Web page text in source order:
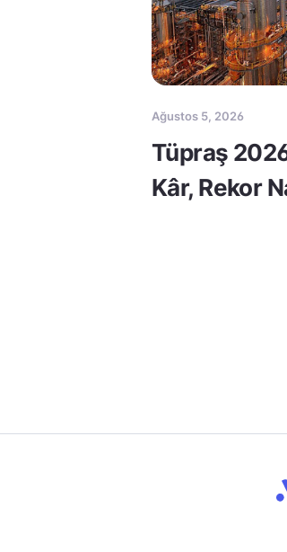
Ağustos 5, 2026
Tüpraş
Kâr, Rekor